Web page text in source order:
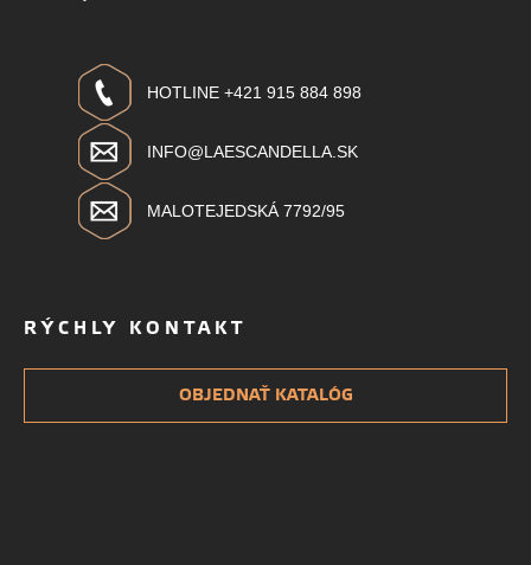
HOTLINE +421 915 884 898
INFO@LAESCANDELLA.SK
MALOTEJEDSKÁ 7792/95
RÝCHLY KONTAKT
OBJEDNAŤ KATALÓG